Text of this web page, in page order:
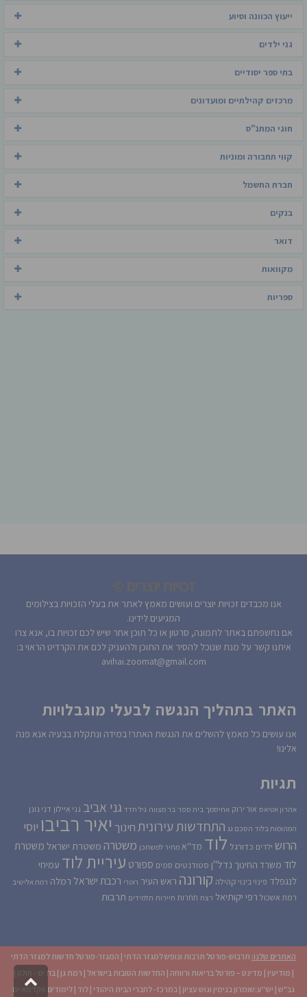
ייעוץ הכוונה וסיוע
גני ילדים
בתי ספר יסודיים
מרכזים קהילתיים ומועדונים
חוגי המתנ"ס
קווי תחבורה ומוניות
חברת החשמל
בנקים
דואר
מקוואות
ספריות
אנו מכבדים זכויות יוצרים ועושים מאמץ לאתר את בעלי הזכויות בצילומים
המגיעים לידינו.
אם נחשפתם באתר לתמונה, סרטון או כל תוכן אחר שיש לכם זכויות בו, אנא צרו
איתנו קשר על מנת שנוכל להסיר את התוכן ולהעניק לכם את הקרדיט הראוי ב:
avihai.zoomat@gmail.com
האתר בתהליך הנגשה לבעלי מוגבלויות
אנו עושים כל מאמץ להשלים את הנגשת האתר! במידה ונתקלת בבעיה אנא פנה
אלינו!
תגיות
אהרון אטיאס אור ירוק אחיסמך בית ספר בר מצווה גיל חדד גני אביב גני איילון דני גונן
המהומות בלוד הסכם גג התחדשות עירוניתחינוך יאיר רביבו יוסי
הרוש ילדים כדורגל לוד מד''א מחיר למשתכן משטרה משטרת ישראל משטרת
לוד משרד החינוך נדל''ן סטודנטים סמים ספורט עיריית לוד עמיחי
לנגפלד פינוי בינוי קהילה קורונה ראש העיר רוטרי רכבת ישראל רמלה רמת אלישיב
רמת אשכול רפי יקותיאל רצח תחרות תיירות תלמידים תרבות
האתרים שלנו: תרבוש-פורטל תרבות ונופש למגזר הדתי | המגזר-פורטל חדשות למגזר הדתי
| מודיעין | מדינט – פורטל בריאות ורווחה | החדשות הטובות בישראל | רמת גן |בת ים - חולון |
גב"ש | יש''ע:שומרון בנימין וגוש עציון | במרכז- לחברי הבית היהודי | לוד | לימודים אקדמאיים